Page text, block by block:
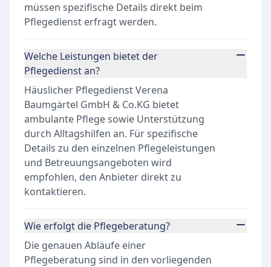
müssen spezifische Details direkt beim
Pflegedienst erfragt werden.
Welche Leistungen bietet der
Pflegedienst an?
Häuslicher Pflegedienst Verena
Baumgärtel GmbH & Co.KG bietet
ambulante Pflege sowie Unterstützung
durch Alltagshilfen an. Für spezifische
Details zu den einzelnen Pflegeleistungen
und Betreuungsangeboten wird
empfohlen, den Anbieter direkt zu
kontaktieren.
Wie erfolgt die Pflegeberatung?
Die genauen Abläufe einer
Pflegeberatung sind in den vorliegenden